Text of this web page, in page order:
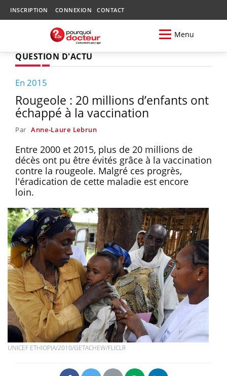
INSCRIPTION CONNEXION CONTACT
Menu
QUESTION D'ACTU
En 2015
Rougeole : 20 millions d’enfants ont
échappé à la vaccination
Par Anne-Laure Lebrun
Entre 2000 et 2015, plus de 20 millions de
décès ont pu être évités grâce à la vaccination
contre la rougeole. Malgré ces progrès,
l'éradication de cette maladie est encore
loin.
UNICEF ETHIOPIA/2010/GETACHEW/FLICLR